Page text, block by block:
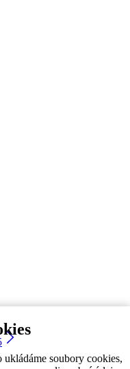
soubory cookies,